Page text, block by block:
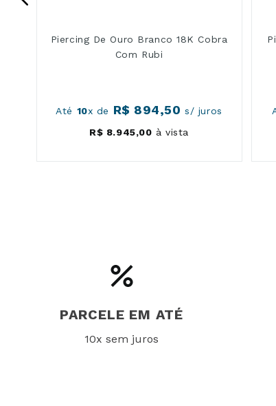
Piercing De Ouro Branco 18K Cobra
Com Rubi
Até 10x de R$ 894,50 s/ juros
R$ 8.945,00 à vista
PARCELE EM ATÉ
10x sem juros